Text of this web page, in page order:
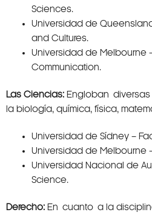
Sciences.
Universidad de
and Cultures.
Universidad de Melbourne
Communication.
Las Ciencias: Engloban
la biología, química, física,
Universidad de Sídney –
Universidad de Melbourne
Universidad Nacional de
Science.
Derecho: En cuanto a la